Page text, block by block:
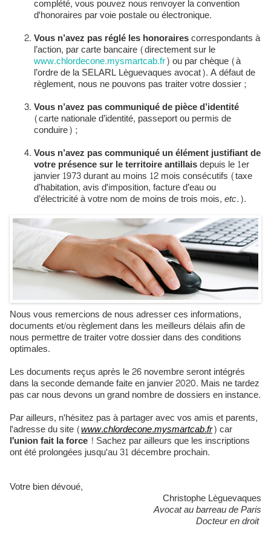
complété, vous pouvez nous renvoyer la convention
d'honoraires par voie postale ou électronique.
Vous n’avez pas réglé les honorairescorrespondants à
l’action, par carte bancaire (directement sur le
www.chlordecone.mysmartcab.fr) ou par chèque (à
l’ordre de la SELARL Lèguevaques avocat). A défaut de
règlement, nous ne pouvons pas traiter votre dossier ;
Vous n’avez pas communiqué de pièce d’identité
(carte nationale d’identité, passeport ou permis de
conduire) ;
Vous n’avez pas communiqué un élément justifiant de
votre présence sur le territoire antillaisdepuis le 1er
janvier 1973 durant au moins 12 mois consécutifs (taxe
d’habitation, avis d'imposition, facture d’eau ou
d’électricité à votre nom de moins de trois mois,etc.).
Nous vous remercions de nous adresser ces informations,
documents et/ou règlement dans les meilleurs délais afin de
nous permettre de traiter votre dossier dans des conditions
optimales.
Les documents reçus après le 26 novembre seront intégrés
dans la seconde demande faite en janvier 2020. Mais ne tardez
pas car nous devons un grand nombre de dossiers en instance.
Par ailleurs, n'hésitez pas à partager avec vos amis et parents,
l'adresse du site (www.chlordecone.mysmartcab.fr) car
l'union fait la force ! Sachez par ailleurs que les inscriptions
ont été prolongées jusqu'au 31 décembre prochain.
Votre bien dévoué,
Christophe Lèguevaques
Avocat au barreau de Paris
Docteur en droit